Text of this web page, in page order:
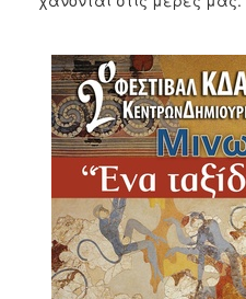
2010
2006
ΠΟΛΙΤΙΣΜΟΣ